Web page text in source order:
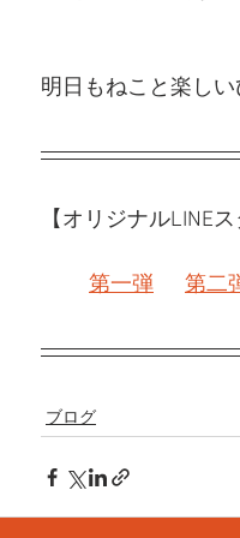
明日もねこと楽し
【オリジナルLINEス
第一弾 第二
ブログ